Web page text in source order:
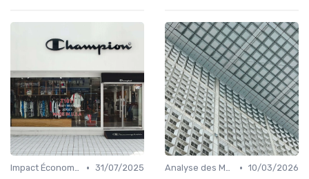
Impact Économique et Financier • 31/07/2025
Analyse des Marchés Locaux et Globaux • 10/03/2026